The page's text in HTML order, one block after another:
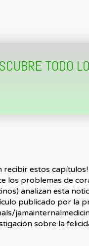
TODO
estos
los problemas de
analizan esta
publicado por la
sobre la